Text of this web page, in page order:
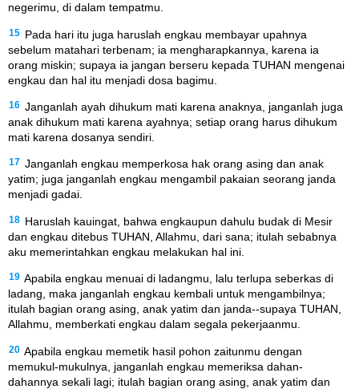
negerimu, di dalam tempatmu.
15 Pada hari itu juga haruslah engkau membayar upahnya
sebelum matahari terbenam; ia mengharapkannya, karena ia
orang miskin; supaya ia jangan berseru kepada TUHAN mengenai
engkau dan hal itu menjadi dosa bagimu.
16 Janganlah ayah dihukum mati karena anaknya, janganlah juga
anak dihukum mati karena ayahnya; setiap orang harus dihukum
mati karena dosanya sendiri.
17 Janganlah engkau memperkosa hak orang asing dan anak
yatim; juga janganlah engkau mengambil pakaian seorang janda
menjadi gadai.
18 Haruslah kauingat, bahwa engkaupun dahulu budak di Mesir
dan engkau ditebus TUHAN, Allahmu, dari sana; itulah sebabnya
aku memerintahkan engkau melakukan hal ini.
19 Apabila engkau menuai di ladangmu, lalu terlupa seberkas di
ladang, maka janganlah engkau kembali untuk mengambilnya;
itulah bagian orang asing, anak yatim dan janda--supaya TUHAN,
Allahmu, memberkati engkau dalam segala pekerjaanmu.
20 Apabila engkau memetik hasil pohon zaitunmu dengan
memukul-mukulnya, janganlah engkau memeriksa dahan-
dahannya sekali lagi; itulah bagian orang asing, anak yatim dan